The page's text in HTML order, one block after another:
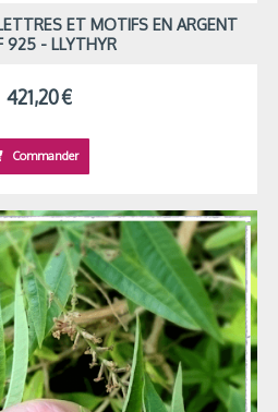
ET MOTIFS EN ARGENT
925 - LLYTHYR
421,20€
Commander